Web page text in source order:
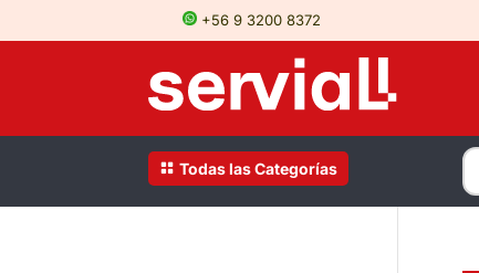
+56 9 3200 8372
Todas las Categorías